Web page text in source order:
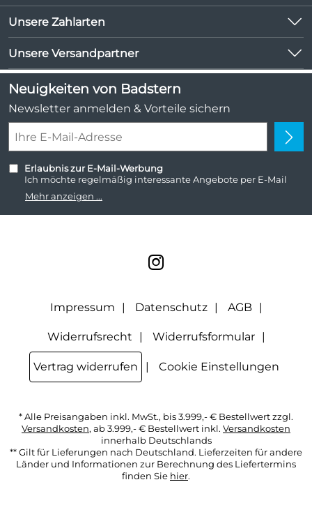
Kundeninformationen
Newsletter
Lieferbedingungen
Kundenlogin
Unsere Bestseller
Marken
Neu
Angebote
Kundenbewertungen (1.047)
4,9/5*****
Unsere Zahlarten
Unsere Versandpartner
Neuigkeiten von Badstern
Newsletter anmelden & Vorteile sichern
Erlaubnis zur E-Mail-Werbung
Ich möchte regelmäßig interessante Angebote per E-Mail
erhalten. Meine E-Mail-Adresse wird nicht an andere
Unternehmen weitergegeben. Zu statistischen Zwecken wird
Wirkung für die Zukunft widerrufen, indem ich den Link
"Abmelden" am Ende des Newsletters anklicke oder die
Mehr anzeigen ...
Impressum Datenschutz AGB
Widerrufsrecht Widerrufsformular
Vertrag widerrufen Cookie Einstellungen
* Alle Preisangaben inkl. MwSt., bis 3.999,- € Bestellwert zzgl.
Versandkosten, ab 3.999,- € Bestellwert inkl. Versandkosten
innerhalb Deutschlands
** Gilt für Lieferungen nach Deutschland. Lieferzeiten für andere
Länder und Informationen zur Berechnung des Liefertermins
finden Sie hier.